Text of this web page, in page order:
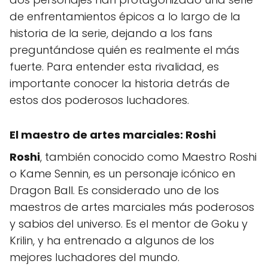
de enfrentamientos épicos a lo largo de la
historia de la serie, dejando a los fans
preguntándose quién es realmente el más
fuerte. Para entender esta rivalidad, es
importante conocer la historia detrás de
estos dos poderosos luchadores.
El maestro de artes marciales: Roshi
Roshi, también conocido como Maestro Roshi
o Kame Sennin, es un personaje icónico en
Dragon Ball. Es considerado uno de los
maestros de artes marciales más poderosos
y sabios del universo. Es el mentor de Goku y
Krilin, y ha entrenado a algunos de los
mejores luchadores del mundo.